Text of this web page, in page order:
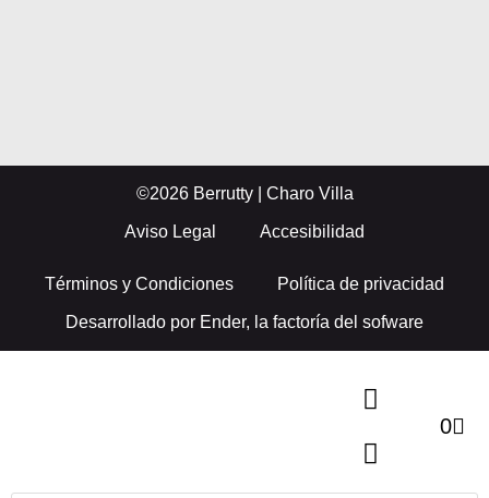
©2026 Berrutty | Charo Villa
Aviso Legal Accesibilidad
Términos y Condiciones Política de privacidad
Desarrollado por Ender, la factoría del sofware
0